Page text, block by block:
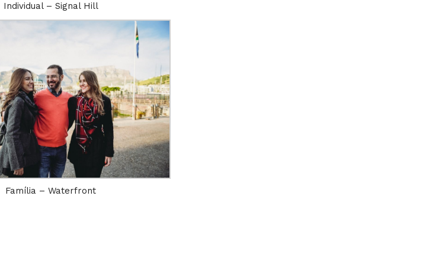
Individual – Signal Hill
Família – Waterfront